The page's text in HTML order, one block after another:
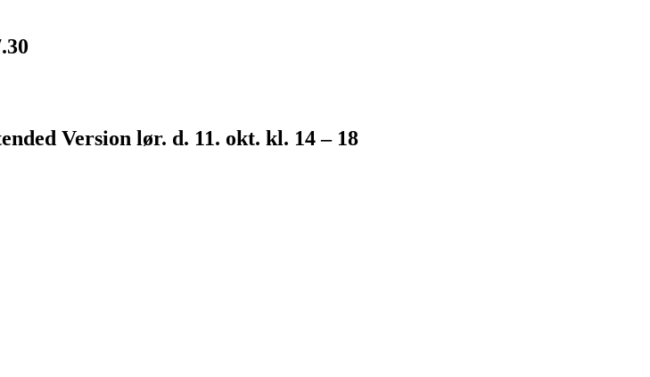
Version lør. d. 11. okt. kl. 14 – 18